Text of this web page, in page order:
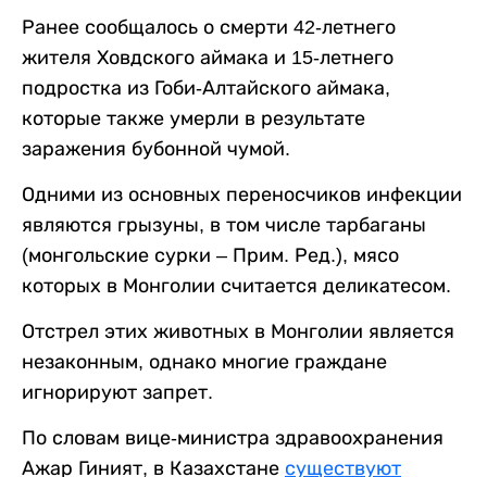
Ранее сообщалось о смерти 42-летнего
жителя Ховдского аймака и 15-летнего
подростка из Гоби-Алтайского аймака,
которые также умерли в результате
заражения бубонной чумой.
Одними из основных переносчиков инфекции
являются грызуны, в том числе тарбаганы
(монгольские сурки – Прим. Ред.), мясо
которых в Монголии считается деликатесом.
Отстрел этих животных в Монголии является
незаконным, однако многие граждане
игнорируют запрет.
По словам вице-министра здравоохранения
Ажар Гиният, в Казахстане существуют